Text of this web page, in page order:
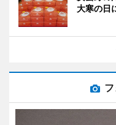
大寒の日